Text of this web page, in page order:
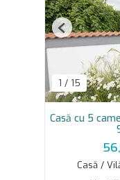
1 / 15
Previous
Casă cu 5
Casă /